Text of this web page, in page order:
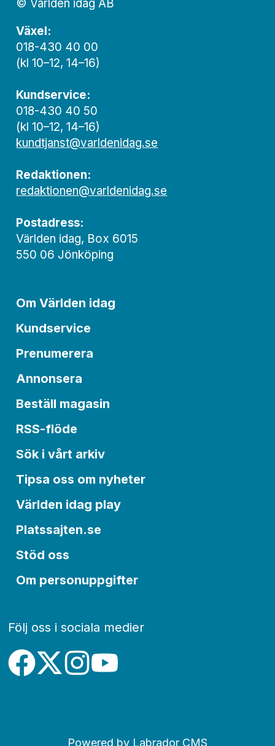
© Världen idag AB
Växel:
018-430 40 00
(kl 10–12, 14–16)
Kundservice:
018-430 40 50
(kl 10–12, 14–16)
kundtjanst@varldenidag.se
Redaktionen:
redaktionen@varldenidag.se
Postadress:
Världen idag, Box 6015
550 06 Jönköping
Om Världen idag
Kundservice
Prenumerera
Annonsera
Beställ magasin
RSS-flöde
Sök i vårt arkiv
Tipsa oss om nyheter
Världen idag play
Platssajten.se
Stöd oss
Om personuppgifter
Följ oss i sociala medier
Powered by Labrador CMS